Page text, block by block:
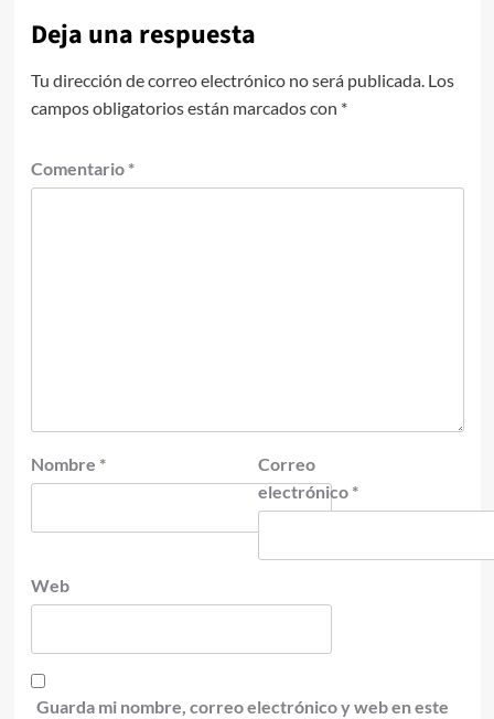
Deja una respuesta
Tu dirección de correo electrónico no será publicada. Los
campos obligatorios están marcados con *
Comentario *
Nombre *
Correo
electrónico *
Web
Guarda mi nombre, correo electrónico y web en este